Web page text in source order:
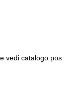
vedi catalogo pos